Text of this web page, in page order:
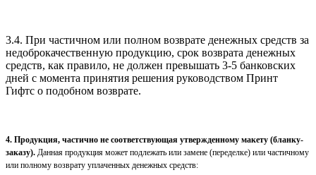
3.4. При частичном или полном возврате денежных средств за
недоброкачественную продукцию, срок возврата денежных
средств, как правило, не должен превышать 3-5 банковских
дней с момента принятия решения руководством Принт
Гифтс о подобном возврате.
4. Продукция, частично не соответствующая утвержденному макету (бланку-
заказу). Данная продукция может подлежать или замене (переделке) или частичному
или полному возврату уплаченных денежных средств: